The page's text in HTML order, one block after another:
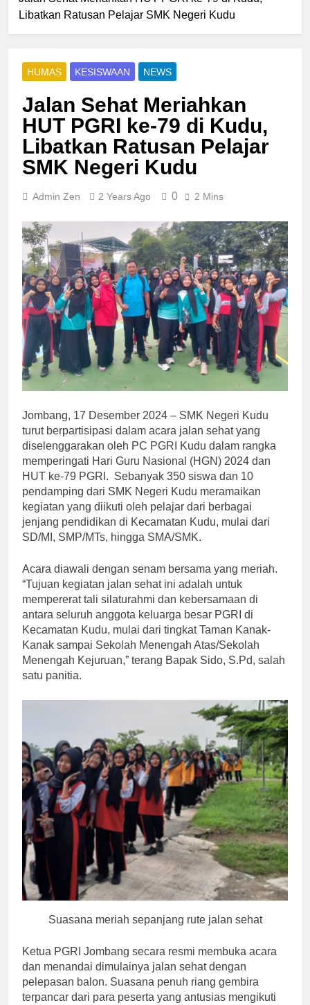
Libatkan Ratusan Pelajar SMK Negeri Kudu
HUMAS KESISWAAN NEWS
Jalan Sehat Meriahkan
HUT PGRI ke-79 di Kudu,
Libatkan Ratusan Pelajar
SMK Negeri Kudu
Admin Zen 2 Years Ago 0 2 Mins
Jombang, 17 Desember 2024 – SMK Negeri Kudu
turut berpartisipasi dalam acara jalan sehat yang
diselenggarakan oleh PC PGRI Kudu dalam rangka
memperingati Hari Guru Nasional (HGN) 2024 dan
HUT ke-79 PGRI. Sebanyak 350 siswa dan 10
pendamping dari SMK Negeri Kudu meramaikan
kegiatan yang diikuti oleh pelajar dari berbagai
jenjang pendidikan di Kecamatan Kudu, mulai dari
SD/MI, SMP/MTs, hingga SMA/SMK.
Acara diawali dengan senam bersama yang meriah.
“Tujuan kegiatan jalan sehat ini adalah untuk
mempererat tali silaturahmi dan kebersamaan di
antara seluruh anggota keluarga besar PGRI di
Kecamatan Kudu, mulai dari tingkat Taman Kanak-
Kanak sampai Sekolah Menengah Atas/Sekolah
Menengah Kejuruan,” terang Bapak Sido, S.Pd, salah
satu panitia.
Suasana meriah sepanjang rute jalan sehat
Ketua PGRI Jombang secara resmi membuka acara
dan menandai dimulainya jalan sehat dengan
pelepasan balon. Suasana penuh riang gembira
terpancar dari para peserta yang antusias mengikuti